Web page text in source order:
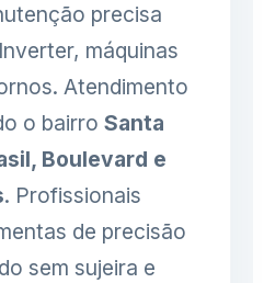
precisa
máquinas
Atendimento
o bairro Santa
Boulevard e
. Profissionais
de precisão
sem sujeira e